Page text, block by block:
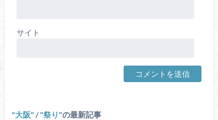
サイト
大阪 / 祭り の最新記事